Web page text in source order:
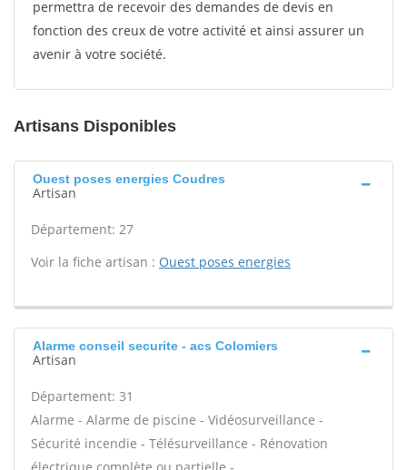
permettra de recevoir des demandes de devis en
fonction des creux de votre activité et ainsi assurer un
avenir à votre société.
Artisans Disponibles
Ouest poses energies Coudres
Artisan
Département: 27
Voir la fiche artisan : Ouest poses energies
Alarme conseil securite - acs Colomiers
Artisan
Département: 31
Alarme - Alarme de piscine - Vidéosurveillance -
Sécurité incendie - Télésurveillance - Rénovation